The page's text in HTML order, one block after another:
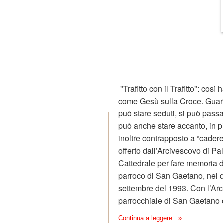
"Trafitto con il Trafitto": così
come Gesù sulla Croce.
può stare seduti, si può
può anche stare accanto, in
inoltre contrapposto a
offerto dall’Arcivescovo di
Cattedrale per fare memoria
parroco di San Gaetano, nel
settembre del 1993. Con
parrocchiale di San
Continua a leggere...»